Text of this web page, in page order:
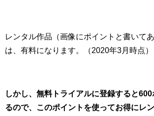
レンタル作品（画像にポイントと書いて
は、有料になります。（2020年3月時点）
しかし、無料トライアルに登録すると600
るので、このポイントを使ってお得にレ